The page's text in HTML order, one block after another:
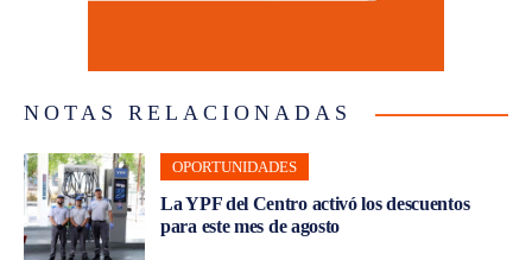
NOTAS RELACIONADAS
OPORTUNIDADES
La YPF del Centro activó los descuentos
para este mes de agosto